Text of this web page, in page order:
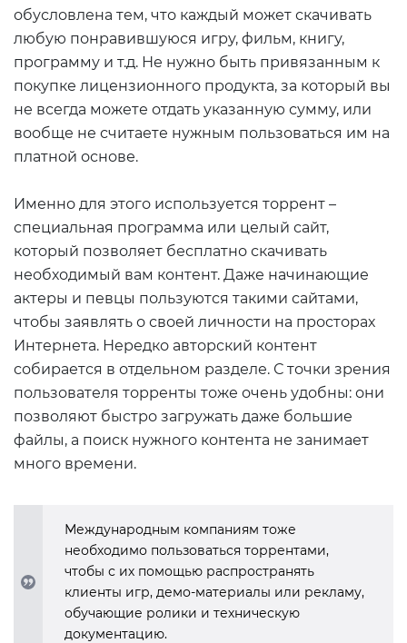
обусловлена тем, что каждый может скачивать
любую понравившуюся игру, фильм, книгу,
программу и т.д. Не нужно быть привязанным к
покупке лицензионного продукта, за который вы
не всегда можете отдать указанную сумму, или
вообще не считаете нужным пользоваться им на
платной основе.
Именно для этого используется торрент –
специальная программа или целый сайт,
который позволяет бесплатно скачивать
необходимый вам контент. Даже начинающие
актеры и певцы пользуются такими сайтами,
чтобы заявлять о своей личности на просторах
Интернета. Нередко авторский контент
собирается в отдельном разделе. С точки зрения
пользователя торренты тоже очень удобны: они
позволяют быстро загружать даже большие
файлы, а поиск нужного контента не занимает
много времени.
Международным компаниям тоже
необходимо пользоваться торрентами,
чтобы с их помощью распространять
клиенты игр, демо-материалы или рекламу,
обучающие ролики и техническую
документацию.